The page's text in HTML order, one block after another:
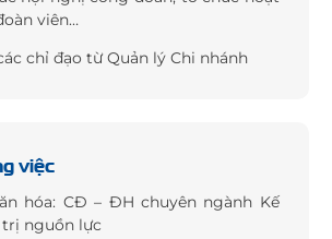
viên…
chỉ đạo từ Quản lý Chi nhánh
việc
hóa: CĐ – ĐH chuyên ngành Kế
nguồn lực